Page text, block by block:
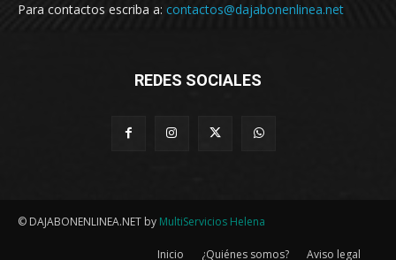
Para contactos escriba a: contactos@dajabonenlinea.net
REDES SOCIALES
© DAJABONENLINEA.NET by MultiServicios Helena
Inicio ¿Quiénes somos? Aviso legal